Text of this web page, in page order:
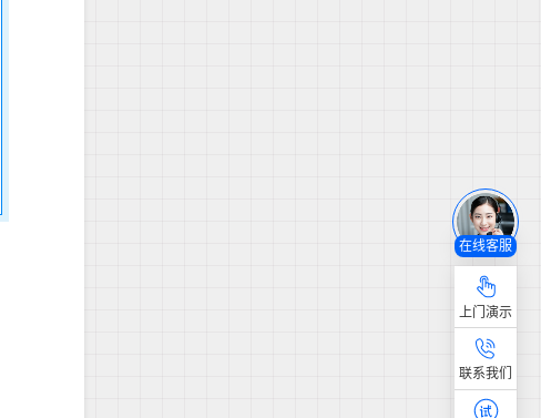
在线客服
上门演示
联系我们